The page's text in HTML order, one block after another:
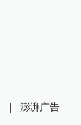
| 澎湃广告